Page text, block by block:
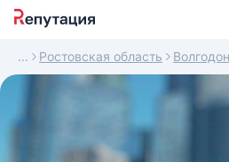
Ростовская область